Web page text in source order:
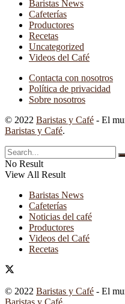
Baristas News
Cafeterías
Productores
Recetas
Uncategorized
Videos del Café
Contacta con nosotros
Política de privacidad
Sobre nosotros
© 2022 Baristas y Café - El
Baristas y Café.
No Result
View All Result
Baristas News
Cafeterías
Noticias del café
Productores
Videos del Café
Recetas
© 2022 Baristas y Café - El
Baristas y Café.